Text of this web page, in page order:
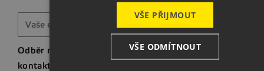
Odběr novinek můžete kdykoliv zrušit. Pokud to chcete
kontaktní informace naleznete v právním oznámení.
VŠE PŘIJMOUT
VŠE ODMÍTNOUT